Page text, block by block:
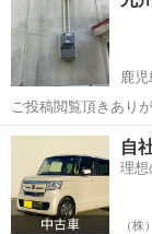
は商品のみ4980...
鹿
ご投稿閲覧頂きありがとうございま
宅のアンペア変更の
電力申請等していま
ルに施工いたしま
鹿児島 鹿児島市
自
理想
（株